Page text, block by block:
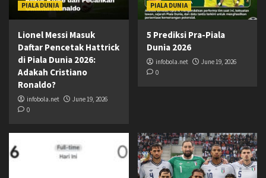
PIALA DUNIA
Lionel Messi Masuk
Daftar Pencetak Hattrick
di Piala Dunia 2026:
Adakah Cristiano
Ronaldo?
infobola.net
June 19, 2026
0
PIALA DUNIA
5 Prediksi Pra-Piala
Dunia 2026
infobola.net
June 19, 2026
0